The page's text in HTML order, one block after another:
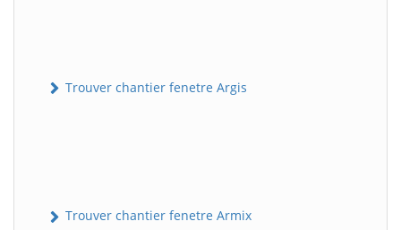
Trouver chantier fenetre Argis
Trouver chantier fenetre Armix